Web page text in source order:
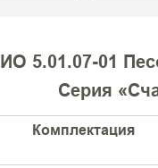
ИО 5.01.07-01
Серия
Комплектация